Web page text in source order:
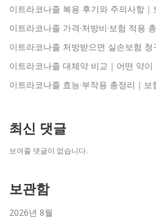
이트라코나졸 복용 후기와 주의사항
이트라코나졸 가격·처방비·보험 적용
이트라코나졸 처방받으면 실손보험 청
이트라코나졸 대체약 비교｜어떤 약이
이트라코나졸 효능·부작용 총정리｜보
최신 댓글
보여줄 댓글이 없습니다.
보관함
2026년 8월